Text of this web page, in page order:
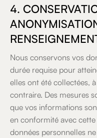
4.
Nous conservons vos
durée requise pour
elles ont été collectées,
contraire. Des mesures
que vos informations
en conformité avec
données personnelles